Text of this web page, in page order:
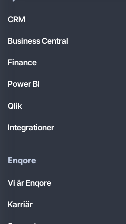
CRM
Business Central
Finance
Power BI
Qlik
Integrationer
Enqore
Vi är Enqore
Karriär